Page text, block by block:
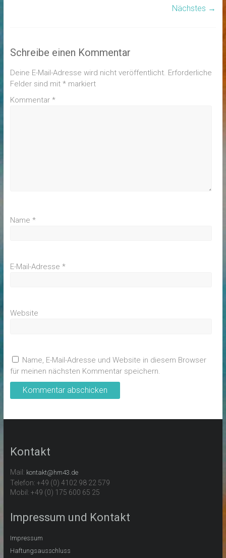
Nächstes →
Schreibe einen Kommentar
Deine E-Mail-Adresse wird nicht veröffentlicht. Erforderliche
Felder sind mit *markiert
Kommentar *
Name *
E-Mail-Adresse *
Website
Name, E-Mail-Adresse und Website in diesem Browser
für meinen nächsten Kommentar speichern.
Kontakt
Mail: kontakt@hm43.de
Telefon: +49 (0) 4102 98 22 579
Mobil: +49 (0) 175 600 65 25
Impressum und Kontakt
Impressum
Haftungsausschluss